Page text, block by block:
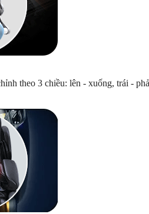
theo 3 chiều: lên - xuống, trái -